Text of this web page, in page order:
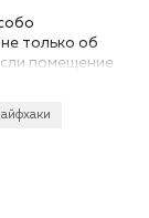
только об
помещение
сезон – у
позволят